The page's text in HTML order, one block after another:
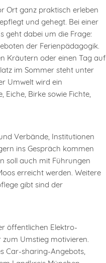
Ort ganz praktisch erleben
und gehegt. Bei einer
geht dabei um die Frage:
der Ferienpädagogik.
Kräutern oder einen Tag auf
im Sommer steht unter
Umwelt wird ein
Birke sowie Fichte,
Verbände, Institutionen
ins Gespräch kommen
soll auch mit Führungen
erreicht werden. Weitere
gibt sind der
öffentlichen Elektro-
Umstieg motivieren.
Car-sharing-Angebots,